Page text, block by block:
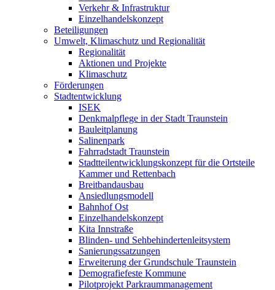
Verkehr & Infrastruktur
Einzelhandelskonzept
Beteiligungen
Umwelt, Klimaschutz und Regionalität
Regionalität
Aktionen und Projekte
Klimaschutz
Förderungen
Stadtentwicklung
ISEK
Denkmalpflege in der Stadt Traunstein
Bauleitplanung
Salinenpark
Fahrradstadt Traunstein
Stadtteilentwicklungskonzept für die Ortsteile
Kammer und Rettenbach
Breitbandausbau
Ansiedlungsmodell
Bahnhof Ost
Einzelhandelskonzept
Kita Innstraße
Blinden- und Sehbehindertenleitsystem
Sanierungssatzungen
Erweiterung der Grundschule Traunstein
Demografiefeste Kommune
Pilotprojekt Parkraummanagement